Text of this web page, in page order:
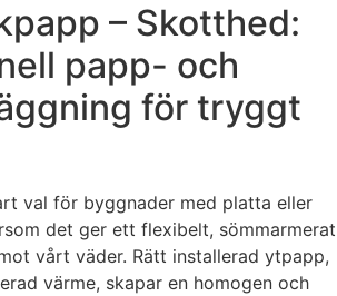
– Skotthed:
papp- och
för tryggt
val för byggnader med platta eller
det ger ett flexibelt, sömmarmerat
vårt väder. Rätt installerad ytpapp,
värme, skapar en homogen och